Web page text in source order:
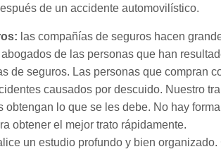
de un accidente automovilístico.
las compañías de seguros hacen
de las personas que han
de seguros. Las personas que compran
causados ​​por descuido. Nuestro
lo que se les debe. No hay
obtener el mejor trato rápidamente.
un estudio profundo y bien organizado.